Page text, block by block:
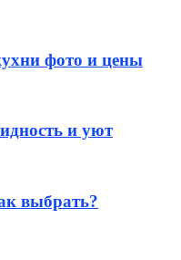
фото и цены
и уют
выбрать?